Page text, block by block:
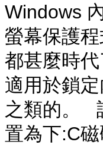
Windows
螢幕保護
都甚麼時
適用於鎖
之類的。
置為下:C